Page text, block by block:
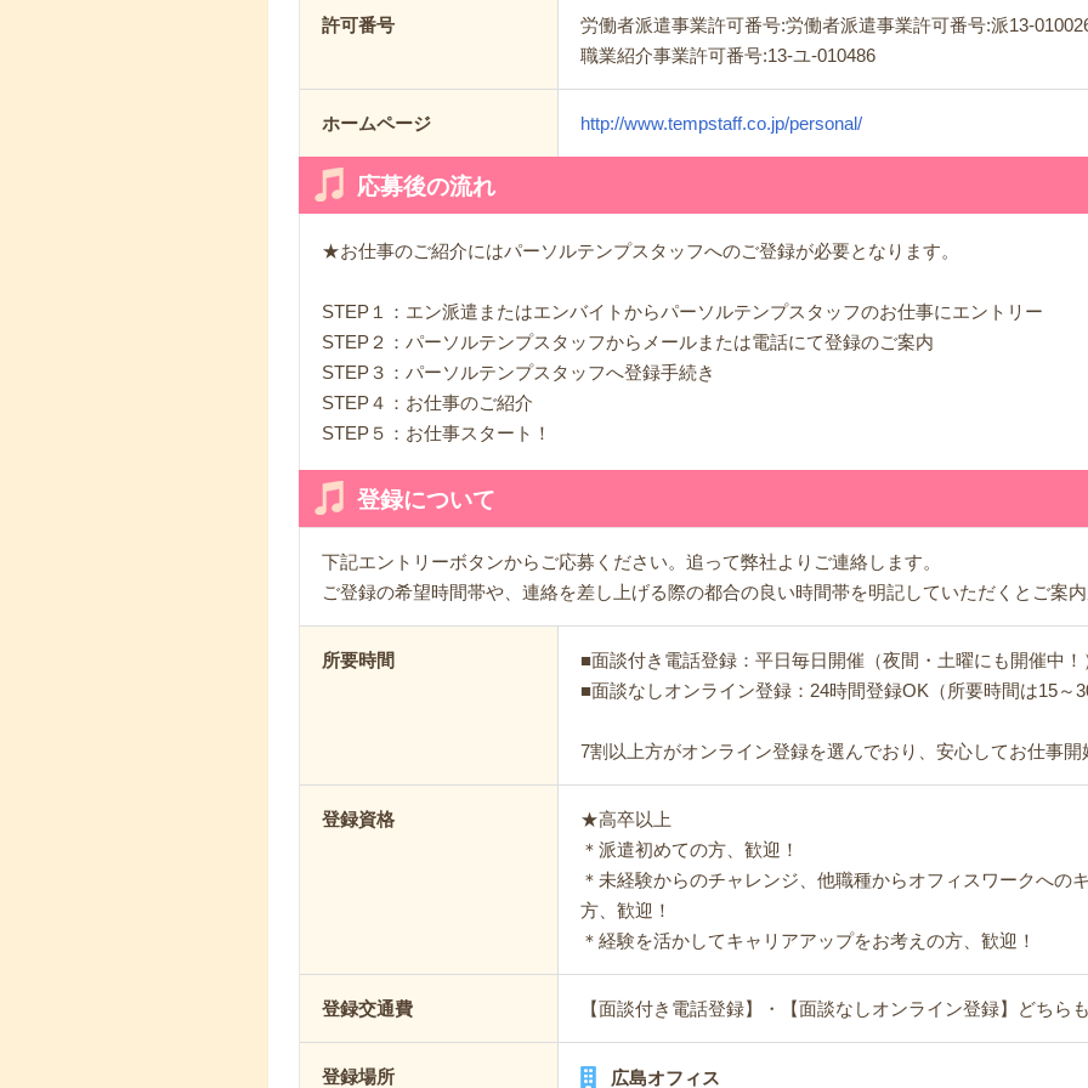
許可番号
労働者派遣事業許可番号:労働者派遣事業許可番号:派13-
職業紹介事業許可番号:13-ユ-010486
ホームページ http://www.tempstaff.co.jp/personal/
応募後の流れ
★お仕事のご紹介にはパーソルテンプスタッフへのご登録が必要となります。
STEP１：エン派遣またはエンバイトからパーソルテンプスタッフのお仕事にエントリー
STEP２：パーソルテンプスタッフからメールまたは電話にて登録のご案内
STEP３：パーソルテンプスタッフへ登録手続き
STEP４：お仕事のご紹介
STEP５：お仕事スタート！
登録について
下記エントリーボタンからご応募ください。追って弊社よりご連絡します。
ご登録の希望時間帯や、連絡を差し上げる際の都合の良い時間帯を明記していただくとご案
所要時間
■面談付き電話登録：平日毎日開催（夜間・土曜にも開催中！
■面談なしオンライン登録：24時間登録OK（所要時間は15～
7割以上方がオンライン登録を選んでおり、安心してお仕事
登録資格
★高卒以上
＊派遣初めての方、歓迎！
＊未経験からのチャレンジ、他職種からオフィスワークへの
方、歓迎！
＊経験を活かしてキャリアアップをお考えの方、歓迎！
登録交通費 【面談付き電話登録】・【面談なしオンライン登録】どちら
登録場所 広島オフィス